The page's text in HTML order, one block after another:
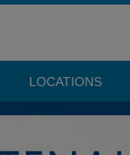
LOCATIONS